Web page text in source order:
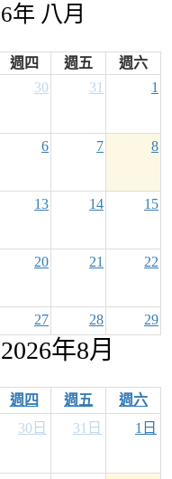
年 八月
週四 週五
週六
30 31 1
6 7 8
13 14 15
20 21 22
27 28 29
2026年8月
週四 週五
週六
30日 31日 1日